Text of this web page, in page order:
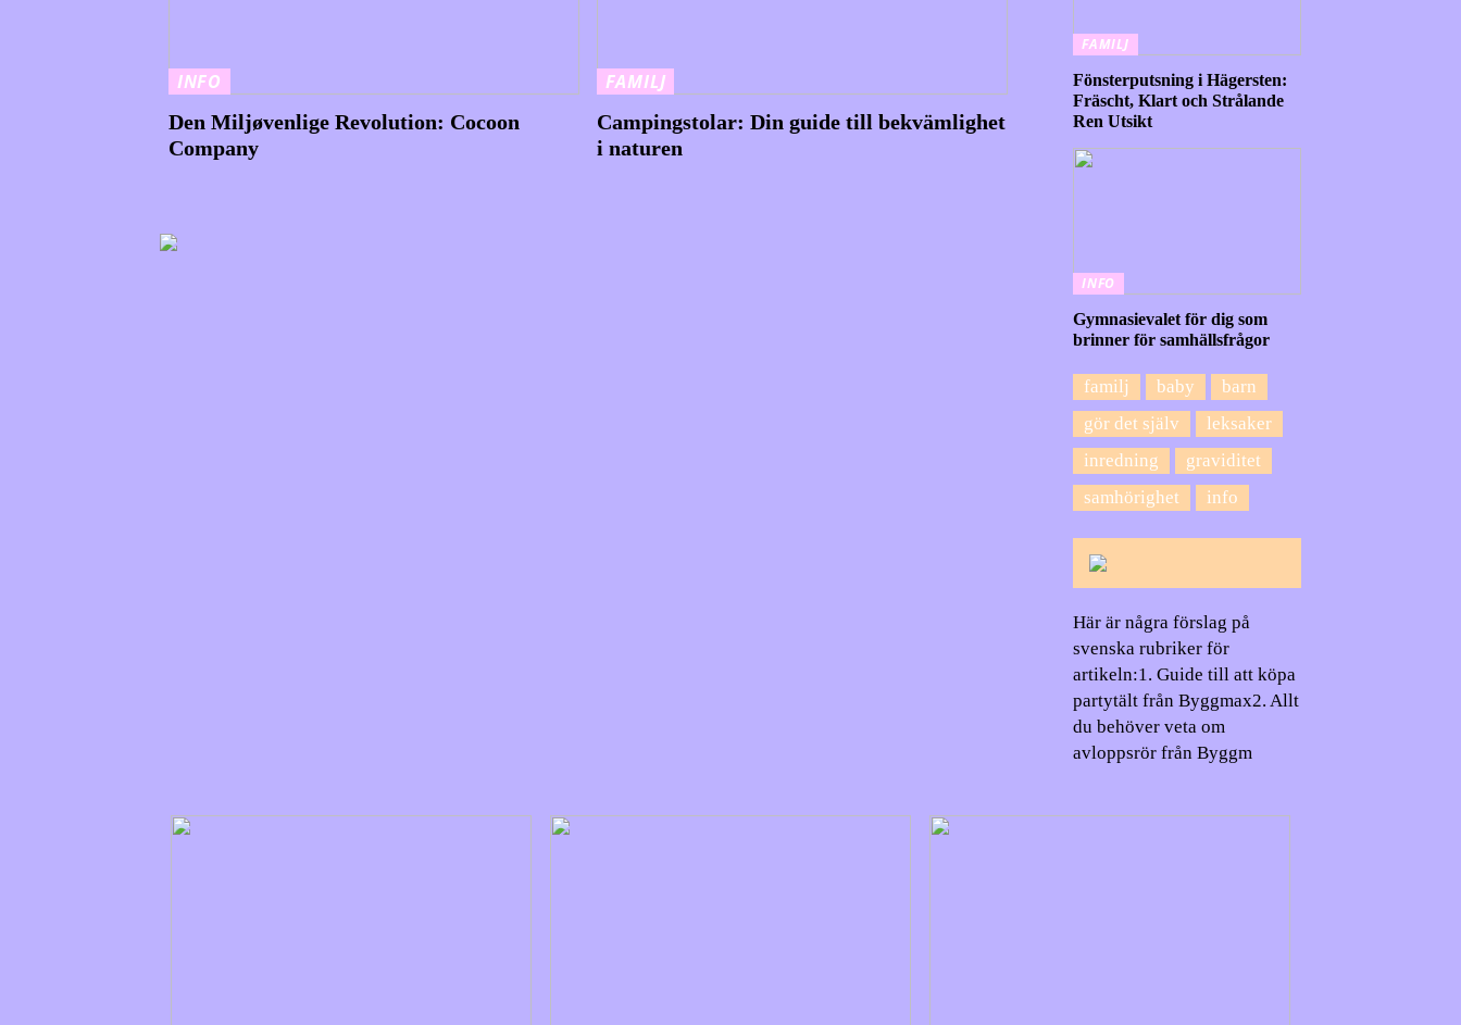
INFO
Den Miljøvenlige Revolution: Cocoon
Company
FAMILJ
Campingstolar: Din guide till bekvämlighet
i naturen
FAMILJ
Fönsterputsning i Hägersten:
Fräscht, Klart och Strålande
Ren Utsikt
INFO
Gymnasievalet för dig som
brinner för samhällsfrågor
familj baby
barn
gör det själv
leksaker
inredning
graviditet
samhörighet
info
Här är några förslag på
svenska rubriker för
artikeln:1. Guide till att köpa
partytält från Byggmax2. Allt
du behöver veta om
avloppsrör från Byggm